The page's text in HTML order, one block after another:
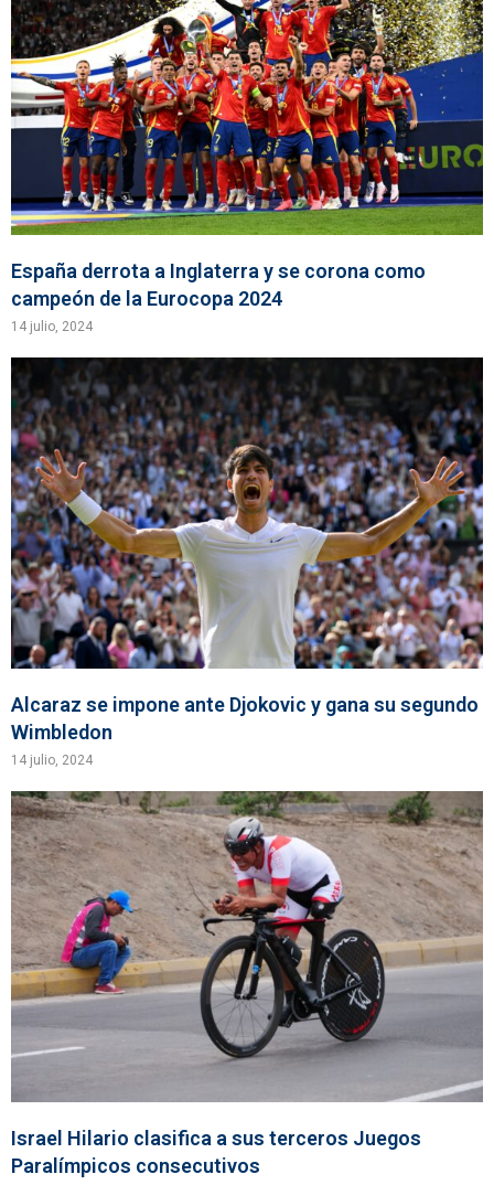
España derrota a Inglaterra y se corona como
campeón de la Eurocopa 2024
14 julio, 2024
Alcaraz se impone ante Djokovic y gana su segundo
Wimbledon
14 julio, 2024
Israel Hilario clasifica a sus terceros Juegos
Paralímpicos consecutivos